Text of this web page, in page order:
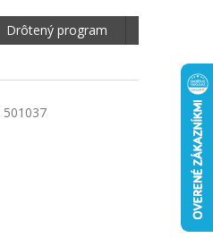
Drôtený program
501037